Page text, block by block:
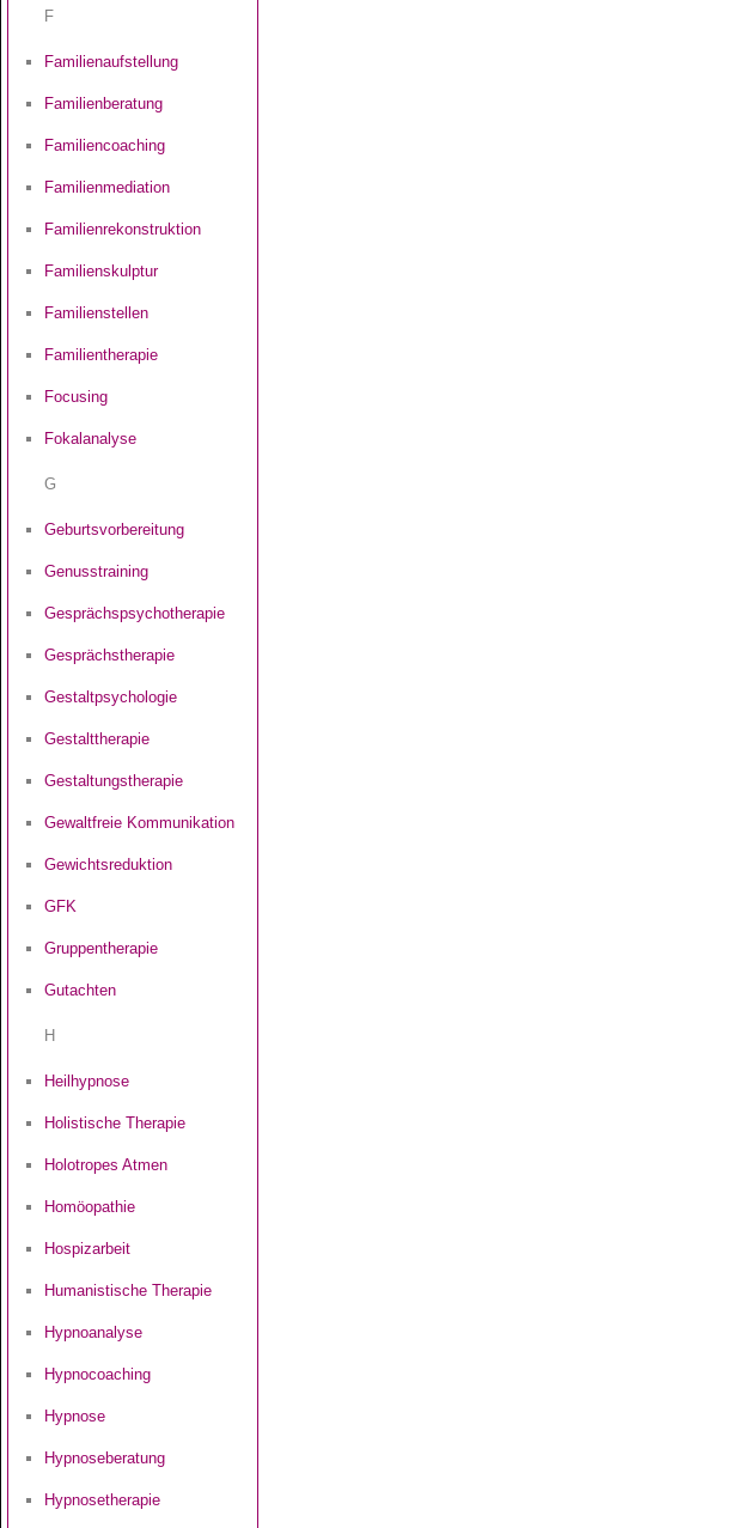
F
Familienaufstellung
Familienberatung
Familiencoaching
Familienmediation
Familienrekonstruktion
Familienskulptur
Familienstellen
Familientherapie
Focusing
Fokalanalyse
G
Geburtsvorbereitung
Genusstraining
Gesprächspsychotherapie
Gesprächstherapie
Gestaltpsychologie
Gestalttherapie
Gestaltungstherapie
Gewaltfreie Kommunikation
Gewichtsreduktion
GFK
Gruppentherapie
Gutachten
H
Heilhypnose
Holistische Therapie
Holotropes Atmen
Homöopathie
Hospizarbeit
Humanistische Therapie
Hypnoanalyse
Hypnocoaching
Hypnose
Hypnoseberatung
Hypnosetherapie